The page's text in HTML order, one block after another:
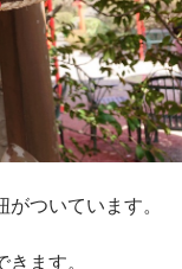
ついています。
ます。